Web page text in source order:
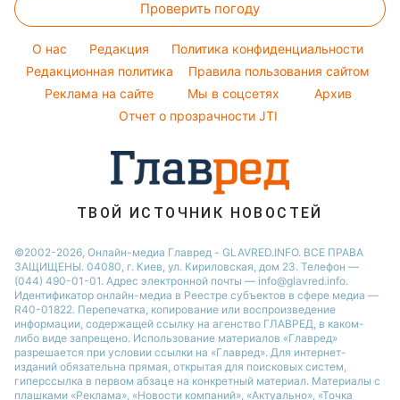
Настя Каменских
Легкие десерты
Напитки
Праздничное меню
Магнитные бури
Погода на сегодня
Погода на завтра
Пылевая буря
Проверить погоду
O нас Редакция
Политика конфиденциальности
Редакционная политика
Правила пользования сайтом
Реклама на сайте
Мы в соцсетях
Архив
Отчет о прозрачности JTI
ТВОЙ ИСТОЧНИК НОВОСТЕЙ
©2002-2026, Онлайн-медиа Главред - GLAVRED.INFO. ВСЕ ПРАВА
ЗАЩИЩЕНЫ. 04080, г. Киев, ул. Кириловская, дом 23. Телефон —
(044) 490-01-01. Адрес электронной почты — info@glavred.info.
Идентификатор онлайн-медиа в Реестре cубъектов в сфере медиа —
R40-01822. Перепечатка, копирование или воспроизведение
информации, содержащей ссылку на агенство ГЛАВРЕД, в каком-
либо виде запрещено. Использование материалов «Главред»
разрешается при условии ссылки на «Главред». Для интернет-
изданий обязательна прямая, открытая для поисковых систем,
гиперссылка в первом абзаце на конкретный материал. Материалы с
плашками «Реклама», «Новости компаний», «Актуально», «Точка